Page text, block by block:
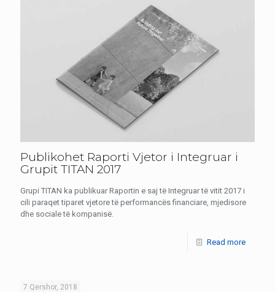
Publikohet Raporti Vjetor i Integruar i
Grupit TITAN 2017
Grupi TITAN ka publikuar Raportin e saj të Integruar të vitit 2017 i
cili paraqet tiparet vjetore të performancës financiare, mjedisore
dhe sociale të kompanisë.
Read more
7 Qershor, 2018